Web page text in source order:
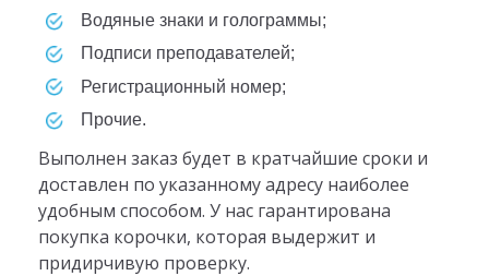
водяные знаки и голограммы;
подписи преподавателей;
регистрационный номер;
прочие.
Выполнен заказ будет в кратчайшие сроки и
доставлен по указанному адресу наиболее
удобным способом. У нас гарантирована
покупка корочки, которая выдержит и
придирчивую проверку.